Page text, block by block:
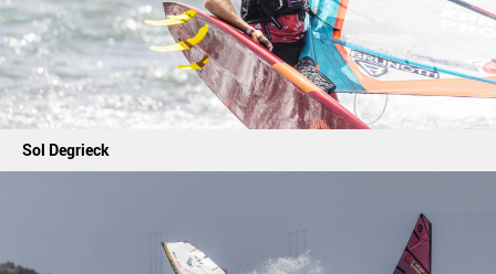
Sol Degrieck